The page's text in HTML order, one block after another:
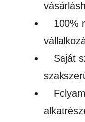
100%
Saját